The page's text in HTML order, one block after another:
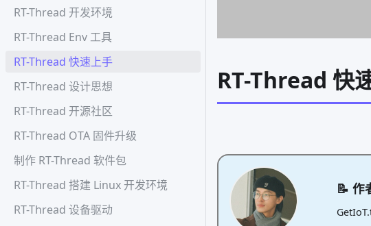
RT-Thread 开发环境
RT-Thread Env 工具
RT-Thread 快速上手
RT-Thread 设计思想
RT-Thread 开源社区
RT-Thread OTA 固件升级
制作 RT-Thread 软件包
RT-Thread 搭建 Linux 开发环境
RT-Thread 设备驱动
RT-Thread 快
📝 作